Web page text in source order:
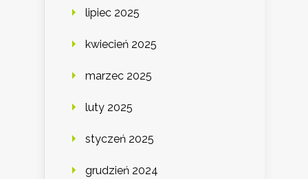
lipiec 2025
kwiecień 2025
marzec 2025
luty 2025
styczeń 2025
grudzień 2024